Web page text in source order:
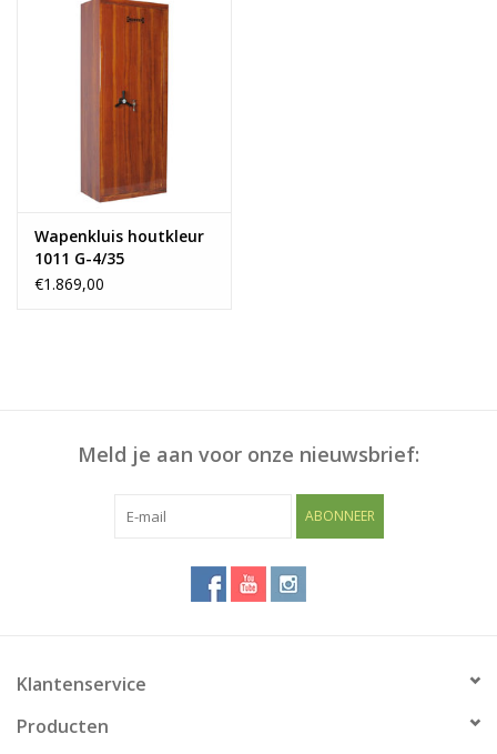
Wapenkluis houtkleur
1011 G-4/35
€1.869,00
Meld je aan voor onze nieuwsbrief:
ABONNEER
Klantenservice
Producten